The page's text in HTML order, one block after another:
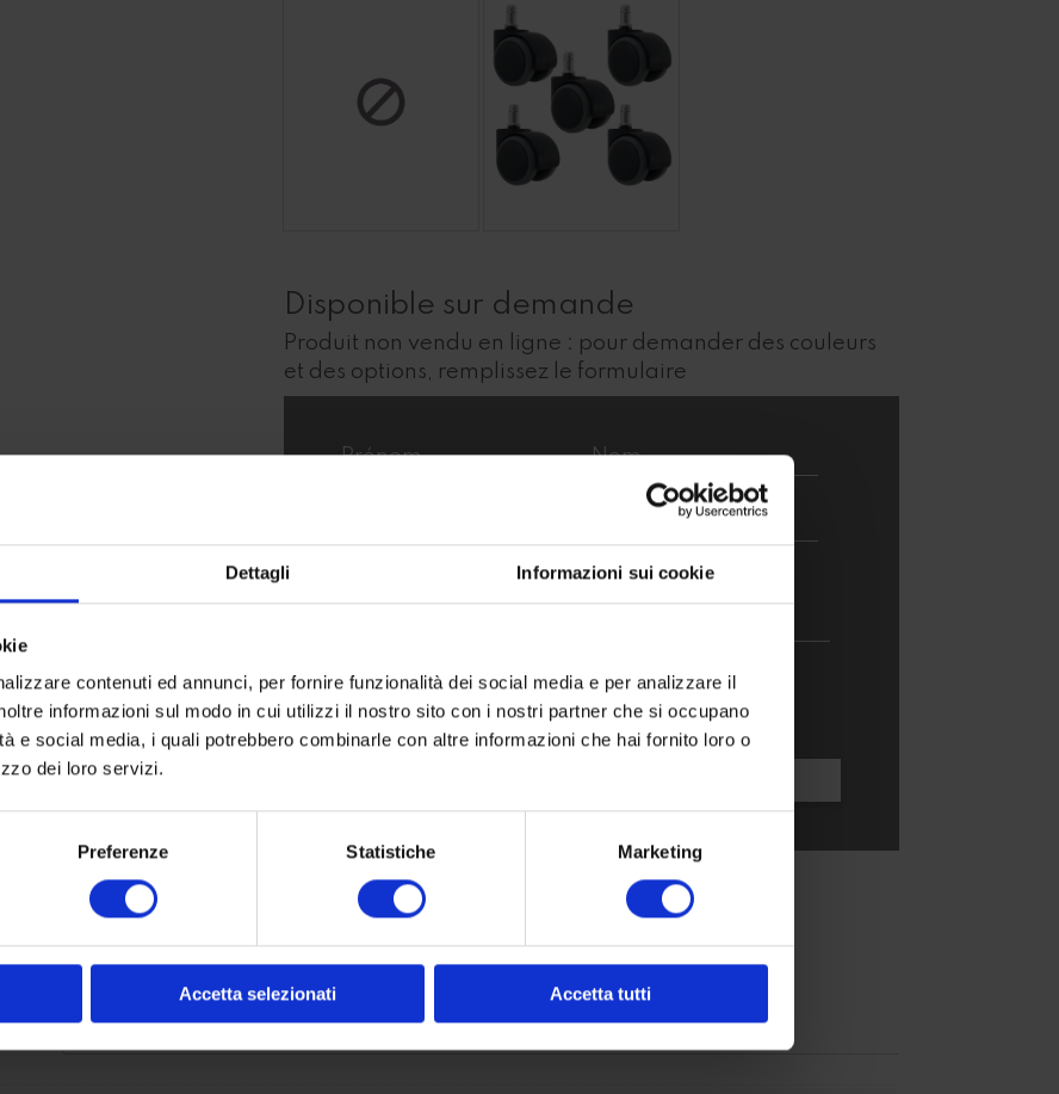
Dettagli Informazioni sui cookie
contenuti ed annunci, per fornire funzionalità dei social media e per analizzare il
informazioni sul modo in cui utilizzi il nostro sito con i nostri partner che si occupano
e social media, i quali potrebbero combinarle con altre informazioni che hai fornito loro o
dei loro servizi.
Preferenze Statistiche Marketing
Accetta selezionati Accetta tutti
Disponible sur demande
Produit non vendu en ligne : pour demander des couleurs
et des options, remplissez le formulaire
J'accepte laPolitique de confidentialité
P 18 L